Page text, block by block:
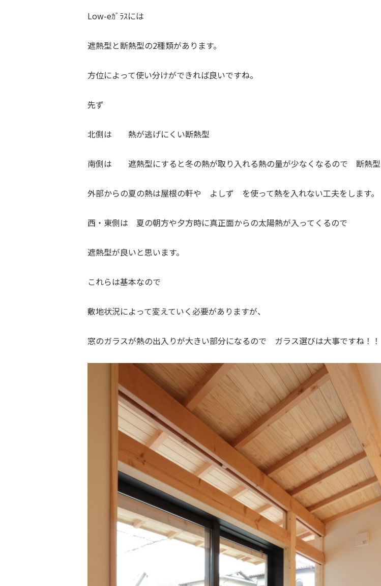
Low-eｶﾞﾗｽには
遮熱型と断熱型の2種類があります。
方位によって使い分けができれば良いですね。
先ず
北側は 熱が逃げにくい断熱型
南側は 遮熱型にすると冬の熱が取り入れる熱の量が少なくなるので 断熱型
外部からの夏の熱は屋根の軒や よしず を使って熱を入れない工夫をします。
西・東側は 夏の朝方や夕方時に真正面からの太陽熱が入ってくるので
遮熱型が良いと思います。
これらは基本なので
敷地状況によって変えていく必要がありますが、
窓のガラスが熱の出入りが大きい部分になるので ガラス選びは大事ですね！！